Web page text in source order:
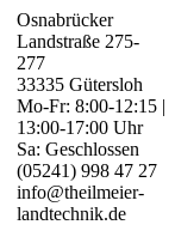
Osnabrücker
Landstraße 275-
277
33335 Gütersloh
Mo-Fr: 8:00-12:15 |
13:00-17:00 Uhr
Sa: Geschlossen
(05241) 998 47 27
info@theilmeier-
landtechnik.de